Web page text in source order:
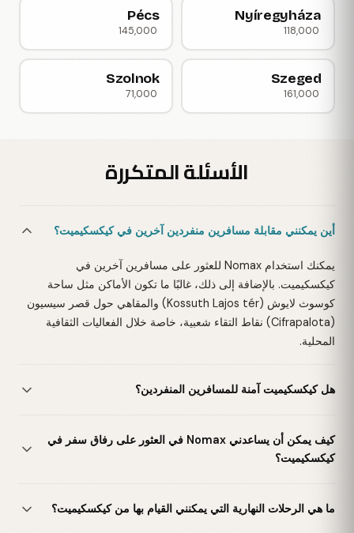
Nyíregyháza
118,000
Pécs
145,000
Szeged
161,000
Szolnok
71,000
الأسئلة المتكررة
أين يمكنني مقابلة مسافرين منفردين آخرين في كيكسكيميت؟
يمكنك استخدام Nomax للعثور على مسافرين آخرين في
كيكسكيميت. بالإضافة إلى ذلك، غالبًا ما تكون الأماكن مثل ساحة
كوسوث لايوش (Kossuth Lajos tér) والمقاهي حول قصر سيسيون
(Cifrapalota) نقاط التقاء شعبية، خاصة خلال الفعاليات الثقافية
المحلية.
هل كيكسكيميت آمنة للمسافرين المنفردين؟
كيف يمكن أن يساعدني Nomax في العثور على رفاق سفر في
كيكسكيميت؟
ما هي الرحلات النهارية التي يمكنني القيام بها من كيكسكيميت؟